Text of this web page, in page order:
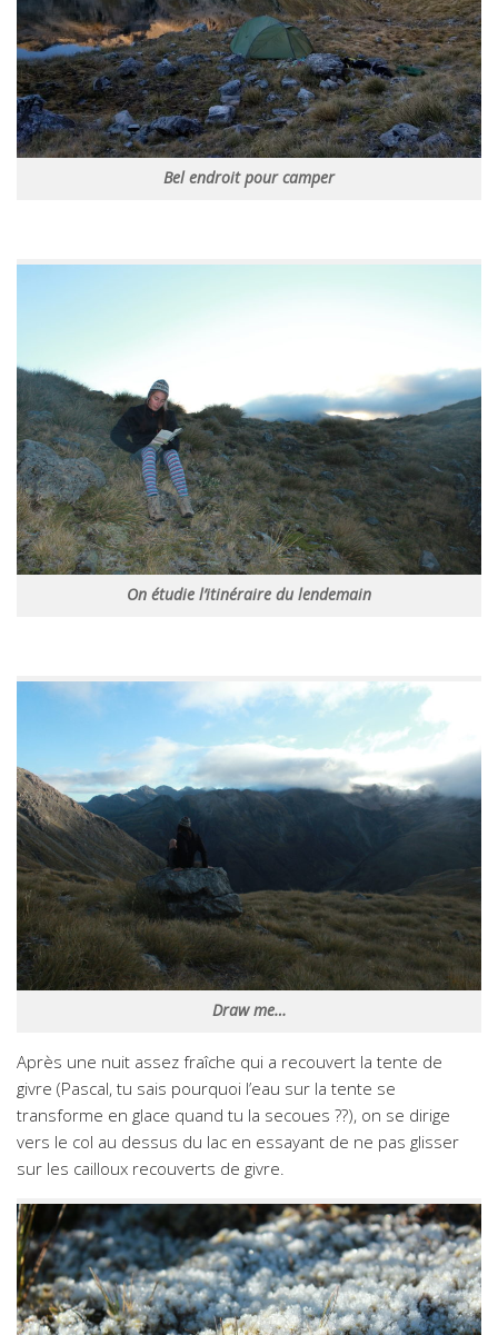
Bel endroit pour camper
On étudie l’itinéraire du lendemain
Draw me…
Après une nuit assez fraîche qui a recouvert la tente de
givre (Pascal, tu sais pourquoi l’eau sur la tente se
transforme en glace quand tu la secoues ??), on se dirige
vers le col au dessus du lac en essayant de ne pas glisser
sur les cailloux recouverts de givre.